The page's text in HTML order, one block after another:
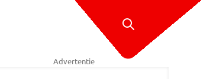
Advertentie